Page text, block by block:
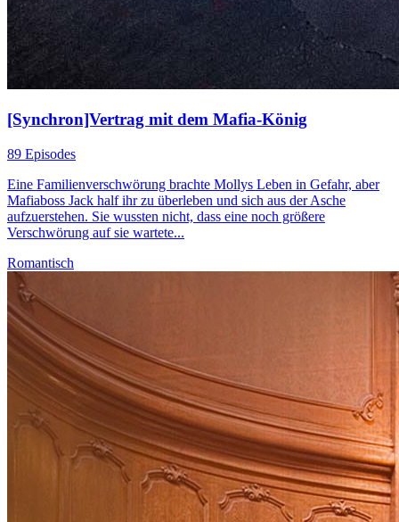
[Synchron]Vertrag mit dem Mafia-König
89 Episodes
Eine Familienverschwörung brachte Mollys Leben in Gefahr, aber
Mafiaboss Jack half ihr zu überleben und sich aus der Asche
aufzuerstehen. Sie wussten nicht, dass eine noch größere
Verschwörung auf sie wartete...
Romantisch